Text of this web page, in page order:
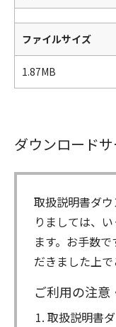
ファイルサイズ
1.87MB
ダウンロード
取扱説明書ダ
りましては、
ます。お手数
だきました上で
ご利用の注意
取扱説明書